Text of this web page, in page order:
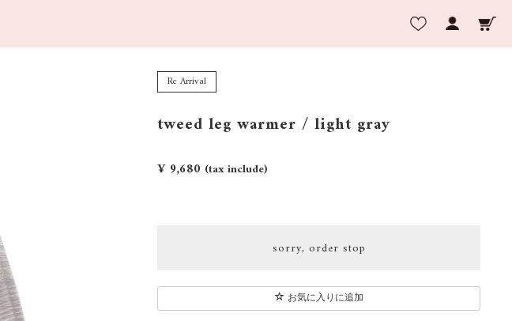
Re Arrival
tweed leg warmer / light gray
¥ 9,680 (tax include)
sorry, order stop
お気に入りに追加